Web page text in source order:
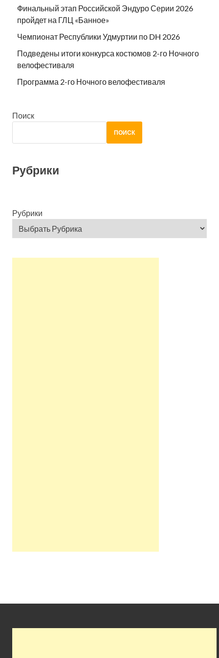
Финальный этап Российской Эндуро Серии 2026
пройдет на ГЛЦ «Банное»
Чемпионат Республики Удмуртии по DH 2026
Подведены итоги конкурса костюмов 2-го Ночного
велофестиваля
Программа 2-го Ночного велофестиваля
Поиск
ПОИСК
Рубрики
Рубрики